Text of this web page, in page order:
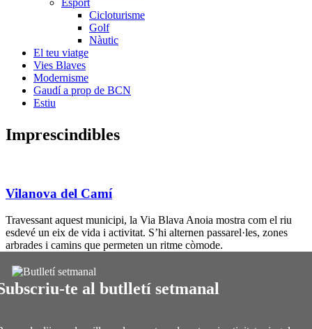
Esport
Cicloturisme
Golf
Nàutic
El teu viatge
Vies Blaves
Modernisme
Gaudí a prop de BCN
Estiu
Imprescindibles
Vilanova del Camí
Travessant aquest municipi, la Via Blava Anoia mostra com el riu
esdevé un eix de vida i activitat. S’hi alternen passarel·les, zones
arbrades i camins que permeten un ritme còmode.
te al butlletí setmanal